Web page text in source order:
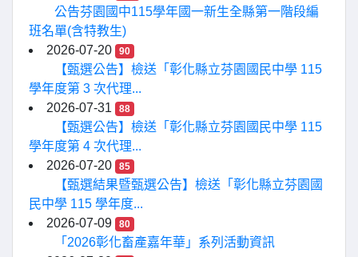
公告芬園國中115學年國一新生全縣第一階段編
班名單(含特教生)
2026-07-20
90
【甄選公告】檢送「彰化縣立芬園國民中學 115
學年度第 3 次代理...
2026-07-31
88
【甄選公告】檢送「彰化縣立芬園國民中學 115
學年度第 4 次代理...
2026-07-20
85
【甄選結果暨甄選公告】檢送「彰化縣立芬園國
民中學 115 學年度...
2026-07-09
80
「2026彰化畜產嘉年華」系列活動資訊